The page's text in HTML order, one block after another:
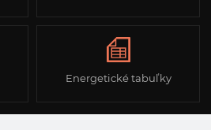
Energetické tabuľky